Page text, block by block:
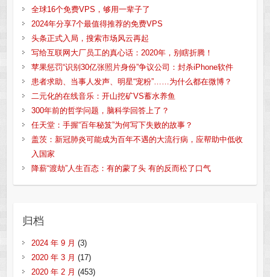
全球16个免费VPS，够用一辈子了
2024年分享7个最值得推荐的免费VPS
头条正式入局，搜索市场风云再起
写给互联网大厂员工的真心话：2020年，别瞎折腾！
苹果惩罚“识别30亿张照片身份”争议公司：封杀iPhone软件
患者求助、当事人发声、明星“宠粉”……为什么都在微博？
二元化的在线音乐：开山挖矿VS蓄水养鱼
300年前的哲学问题，脑科学回答上了？
任天堂：手握“百年秘笈”为何写下失败的故事？
盖茨：新冠肺炎可能成为百年不遇的大流行病，应帮助中低收
入国家
降薪“渡劫”人生百态：有的蒙了头 有的反而松了口气
归档
2024 年 9 月 (3)
2020 年 3 月 (17)
2020 年 2 月 (453)